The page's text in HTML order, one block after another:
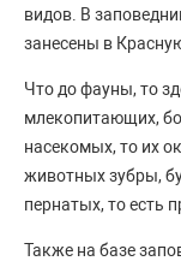
видов. В
занесены в
Что до фауны, то
млекопитающих,
насекомых, то их
животных зубры,
пернатых, то есть
Также на базе